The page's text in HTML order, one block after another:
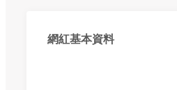
網紅基本資料